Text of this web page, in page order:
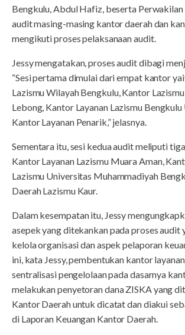
Bengkulu, Abdul Hafiz, beserta
audit masing-masing kantor daerah dan
mengikuti proses pelaksanaan audit.
Jessy mengatakan, proses audit dibagi
“Sesi pertama dimulai dari empat kantor
Lazismu Wilayah Bengkulu, Kantor
Lebong, Kantor Layanan Lazismu
Kantor Layanan Penarik,” jelasnya.
Sementara itu, sesi kedua audit meliputi
Kantor Layanan Lazismu Muara Aman,
Lazismu Universitas Muhammadiyah
Daerah Lazismu Kaur.
Dalam kesempatan itu, Jessy
asepek yang ditekankan pada proses audit
kelola organisasi dan aspek pelaporan
ini, kata Jessy, pembentukan kantor
sentralisasi pengelolaan pada dasarnya
melakukan penyetoran dana ZISKA yang
Kantor Daerah untuk dicatat dan diakui
di Laporan Keuangan Kantor Daerah.